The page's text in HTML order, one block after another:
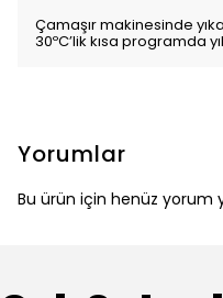
Çamaşır makinesinde
30ºC’lik kısa programda
Yorumlar
Bu ürün için henüz yorum